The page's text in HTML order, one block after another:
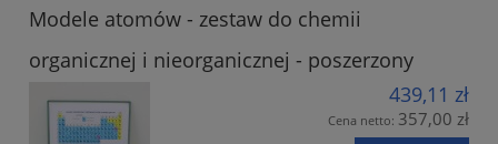
Modele atomów - zestaw do chemii
organicznej i nieorganicznej - poszerzony
439,11 zł
Cena netto: 357,00 zł